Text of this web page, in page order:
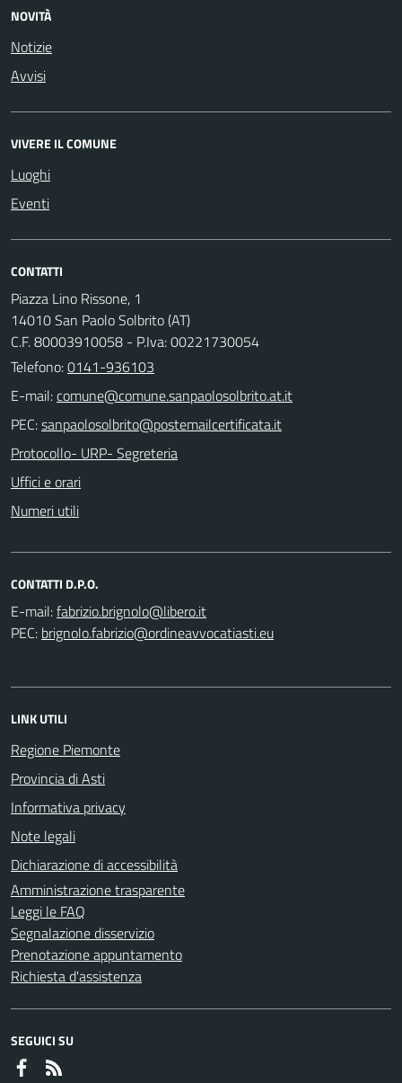
NOVITÀ
Notizie
Avvisi
VIVERE IL COMUNE
Luoghi
Eventi
CONTATTI
Piazza Lino Rissone, 1
14010 San Paolo Solbrito (AT)
C.F. 80003910058 - P.Iva: 00221730054
Telefono:0141-936103
E-mail:
PEC:
Protocollo- URP- Segreteria
Uffici e orari
Numeri utili
CONTATTI D.P.O.
E-mail:
PEC:
LINK UTILI
Regione Piemonte
Provincia di Asti
Informativa privacy
Note legali
Dichiarazione di accessibilità
Amministrazione trasparente
Leggi le FAQ
Segnalazione disservizio
Prenotazione appuntamento
Richiesta d'assistenza
SEGUICI SU